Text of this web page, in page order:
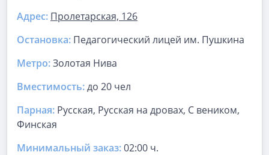
Адрес: Пролетарская, 126
Остановка: Педагогический лицей им. Пушкина
Метро:Золотая Нива
Вместимость:до 20 чел
Парная: Русская, Русская на дровах, С веником,
Финская
Минимальный заказ:02:00 ч.